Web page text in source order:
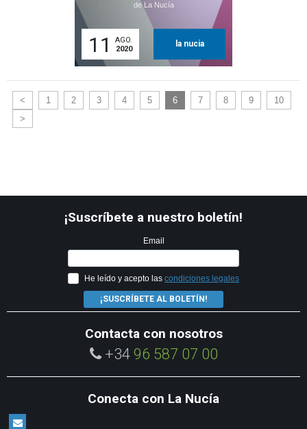
de La Nucía
11
AGO.
2020
la nucia
< 1 2 3 4 5 6 7 8 9
10
>
¡Suscríbete a nuestro boletín!
Email
He leído y acepto las condiciones legales
¡SUSCRÍBETE AL BOLETÍN!
Contacta con nosotros
+34 96 587 07 00
Conecta con La Nucía